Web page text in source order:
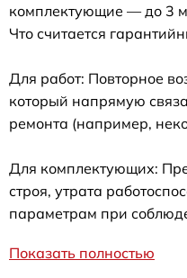
комплектующие — до 3
Что считается
Для работ: Повторное
который напрямую
ремонта (например,
Для комплектующих:
строя, утрата
параметрам при
Показать полностью